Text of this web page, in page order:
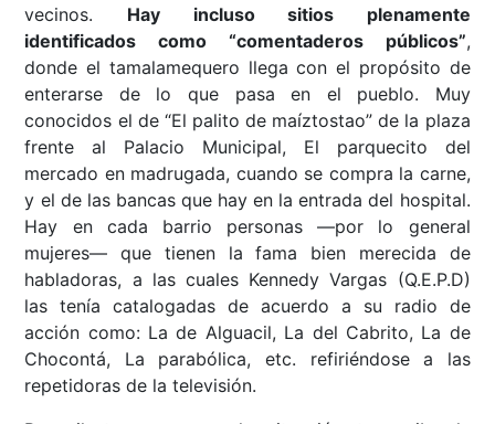
vecinos. Hay incluso sitios plenamente
identificados como “comentaderos públicos”,
donde el tamalamequero llega con el propósito de
enterarse de lo que pasa en el pueblo. Muy
conocidos el de “El palito de maíztostao” de la plaza
frente al Palacio Municipal, El parquecito del
mercado en madrugada, cuando se compra la carne,
y el de las bancas que hay en la entrada del hospital.
Hay en cada barrio personas —por lo general
mujeres— que tienen la fama bien merecida de
habladoras, a las cuales Kennedy Vargas (Q.E.P.D)
las tenía catalogadas de acuerdo a su radio de
acción como: La de Alguacil, La del Cabrito, La de
Chocontá, La parabólica, etc. refiriéndose a las
repetidoras de la televisión.